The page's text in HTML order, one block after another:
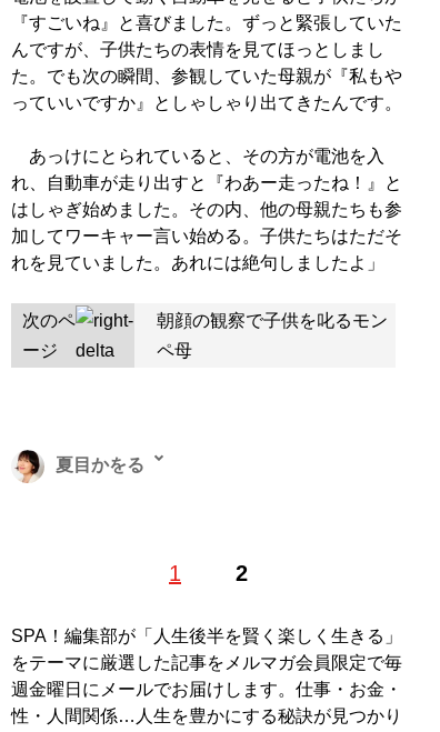
『すごいね』と喜びました。ずっと緊張していた
んですが、子供たちの表情を見てほっとしまし
た。でも次の瞬間、参観していた母親が『私もや
っていいですか』としゃしゃり出てきたんです。
あっけにとられていると、その方が電池を入
れ、自動車が走り出すと『わあー走ったね！』と
はしゃぎ始めました。その内、他の母親たちも参
加してワーキャー言い始める。子供たちはただそ
れを見ていました。あれには絶句しましたよ」
次のペ
ージ
朝顔の観察で子供を叱るモン
ペ母
1 2
夏目かをる
をもとに恋愛＆婚活＆結婚をテーマに執筆。難病克服後
～恋、のような気分で♪」
記事一覧へ
SPA！編集部が「人生後半を賢く楽しく生きる」
をテーマに厳選した記事をメルマガ会員限定で毎
週金曜日にメールでお届けします。仕事・お金・
性・人間関係…人生を豊かにする秘訣が見つかり